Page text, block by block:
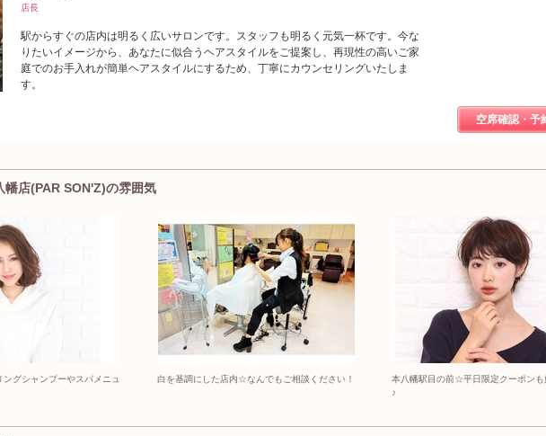
店長
駅からすぐの店内は明るく広いサロンです。スタッフも明るく元気一杯です。今な
りたいイメージから、あなたに似合うヘアスタイルをご提案し、再現性の高いご家
庭でのお手入れが簡単ヘアスタイルにするため、丁寧にカウンセリングいたしま
す。
空席確認・予
幡店(PAR SON'Z)の雰囲気
グシャンプーやスパメニュ
白を基調にした店内☆なんでもご相談ください！
本八幡駅目の前☆平日限定クーポンも
♪